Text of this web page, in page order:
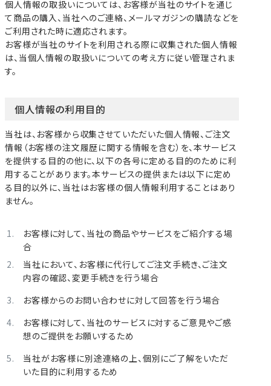
個人情報の取扱いについては、お客様が当社のサイトを通じ
て商品の購入、当社へのご連絡、メールマガジンの購読などを
ご利用された時に適応されます。
お客様が当社のサイトを利用される際に収集された個人情報
は、当個人情報の取扱いについての考え方に従い管理されま
す。
個人情報の利用目的
当社は、お客様から収集させていただいた個人情報、ご注文
情報（お客様の注文履歴に関する情報を含む）を、本サービス
を提供する目的の他に、以下の各号に定める目的のために利
用することがあります。本サービスの提供または以下に定め
る目的以外に、当社はお客様の個人情報利用することはあり
ません。
お客様に対して、当社の商品やサービスをご紹介する場
合
当社において、お客様に代行してご注文手続き、ご注文
内容の確認、変更手続きを行う場合
お客様からのお問い合わせに対して回答を行う場合
お客様に対して、当社のサービスに対するご意見やご感
想のご提供をお願いするため
当社がお客様に別途連絡の上、個別にご了解をいただ
いた目的に利用するため